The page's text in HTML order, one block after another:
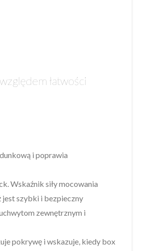
łatwości
i poprawia
Wskaźnik siły mocowania
jest szybki i bezpieczny
zewnętrznym i
pokrywę i wskazuje, kiedy box